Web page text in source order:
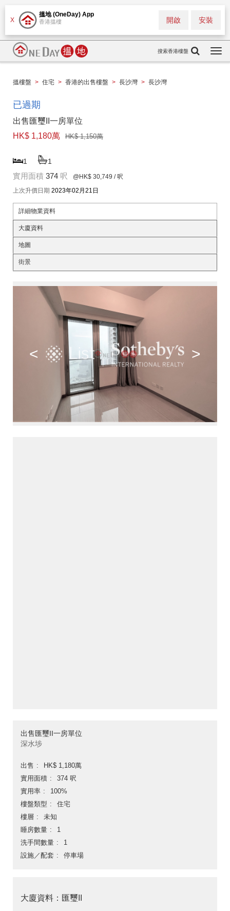
X
搵地 (OneDay) App
香港搵樓 安裝
開啟
搜索香港樓盤
搵樓盤 > 住宅 > 香港的出售樓盤 > 長沙灣 > 長沙灣
已過期
出售匯璽II一房單位
HK$ 1,180萬
HK$ 1,150萬
1 1
實用面積 374 呎 @HK$ 30,749 / 呎
上次升價日期 2023年02月21日
詳細物業資料
大廈資料
地圖
街景
< >
出售匯璽II一房單位
深水埗
出售
HK$ 1,180萬
實用面積
374 呎
實用率
100%
樓盤類型
住宅
樓層
未知
睡房數量
1
洗手間數量
1
設施／配套
停車場
大廈資料：匯璽II